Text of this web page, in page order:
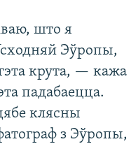
што я
Эўропы,
крута, — кажа
падабаецца.
клясны
з Эўропы,